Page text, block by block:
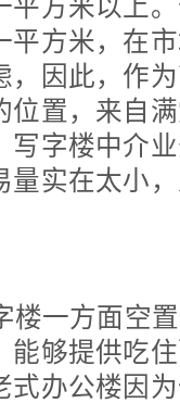
平方米以上
平方米，在
，因此，作
位置，来自
写字楼中介
量实在太小
一方面空置
能够提供吃
式办公楼因